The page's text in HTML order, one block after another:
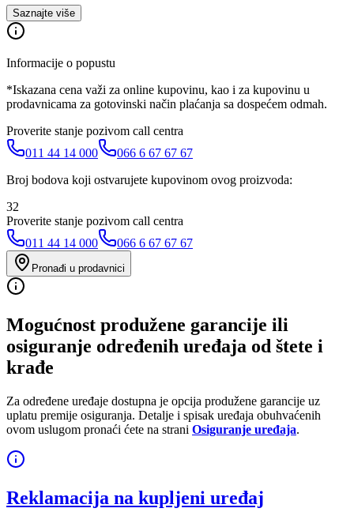
Saznajte više
Informacije o popustu
*Iskazana cena važi za online kupovinu, kao i za kupovinu u
prodavnicama za gotovinski način plaćanja sa dospećem odmah.
Proverite stanje pozivom call centra
011 44 14 000
066 6 67 67 67
Broj bodova koji ostvarujete kupovinom ovog proizvoda:
32
Proverite stanje pozivom call centra
011 44 14 000
066 6 67 67 67
Pronađi u prodavnici
Mogućnost produžene garancije ili
osiguranje određenih uređaja od štete i
krađe
Za određene uređaje dostupna je opcija produžene garancije uz
uplatu premije osiguranja. Detalje i spisak uređaja obuhvaćenih
ovom uslugom pronaći ćete na strani Osiguranje uređaja.
Reklamacija na kupljeni uređaj